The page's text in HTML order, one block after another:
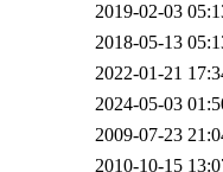
2019-02-03
2018-05-13
2022-01-21
2024-05-03
2009-07-23
2010-10-15